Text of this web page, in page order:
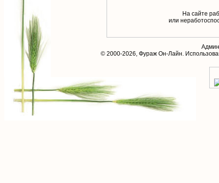
На сайте
или
© 2000-2026, Фураж Он-Лайн.